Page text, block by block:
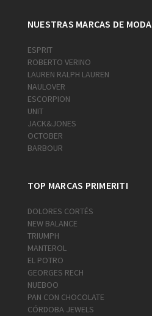
NUESTRAS MARCAS DE MODA
ESPRIT
ROBERTO VERINO
LAUREN RALPH LAUREN
NAULOVER
ESCORPION
UNIT
JACK&JONES
OCTOBER
BARBOUR
TOP MARCAS PRIMERITI
DOLORES CORTÉS
NEW BALANCE
TRIUMPH
MANTEROL
EL POTRO
GEORGES RECH
NUEBOO
PAN CON CHOCOLATE
CÓRDOBA JEWELS